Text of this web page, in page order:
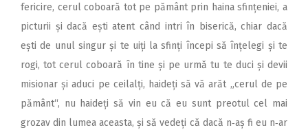
fericire, cerul coboară tot pe pământ prin haina sfințeniei, a
picturii și dacă ești atent când intri în biserică, chiar dacă
ești de unul singur și te uiți la sfinți începi să înțelegi și te
rogi, tot cerul coboară în tine și pe urmă tu te duci și devii
misionar și aduci pe ceilalți, haideți să vă arăt „cerul de pe
pământ“, nu haideți să vin eu că eu sunt preotul cel mai
grozav din lumea aceasta, și să vedeți că dacă n‑aș fi eu n‑ar